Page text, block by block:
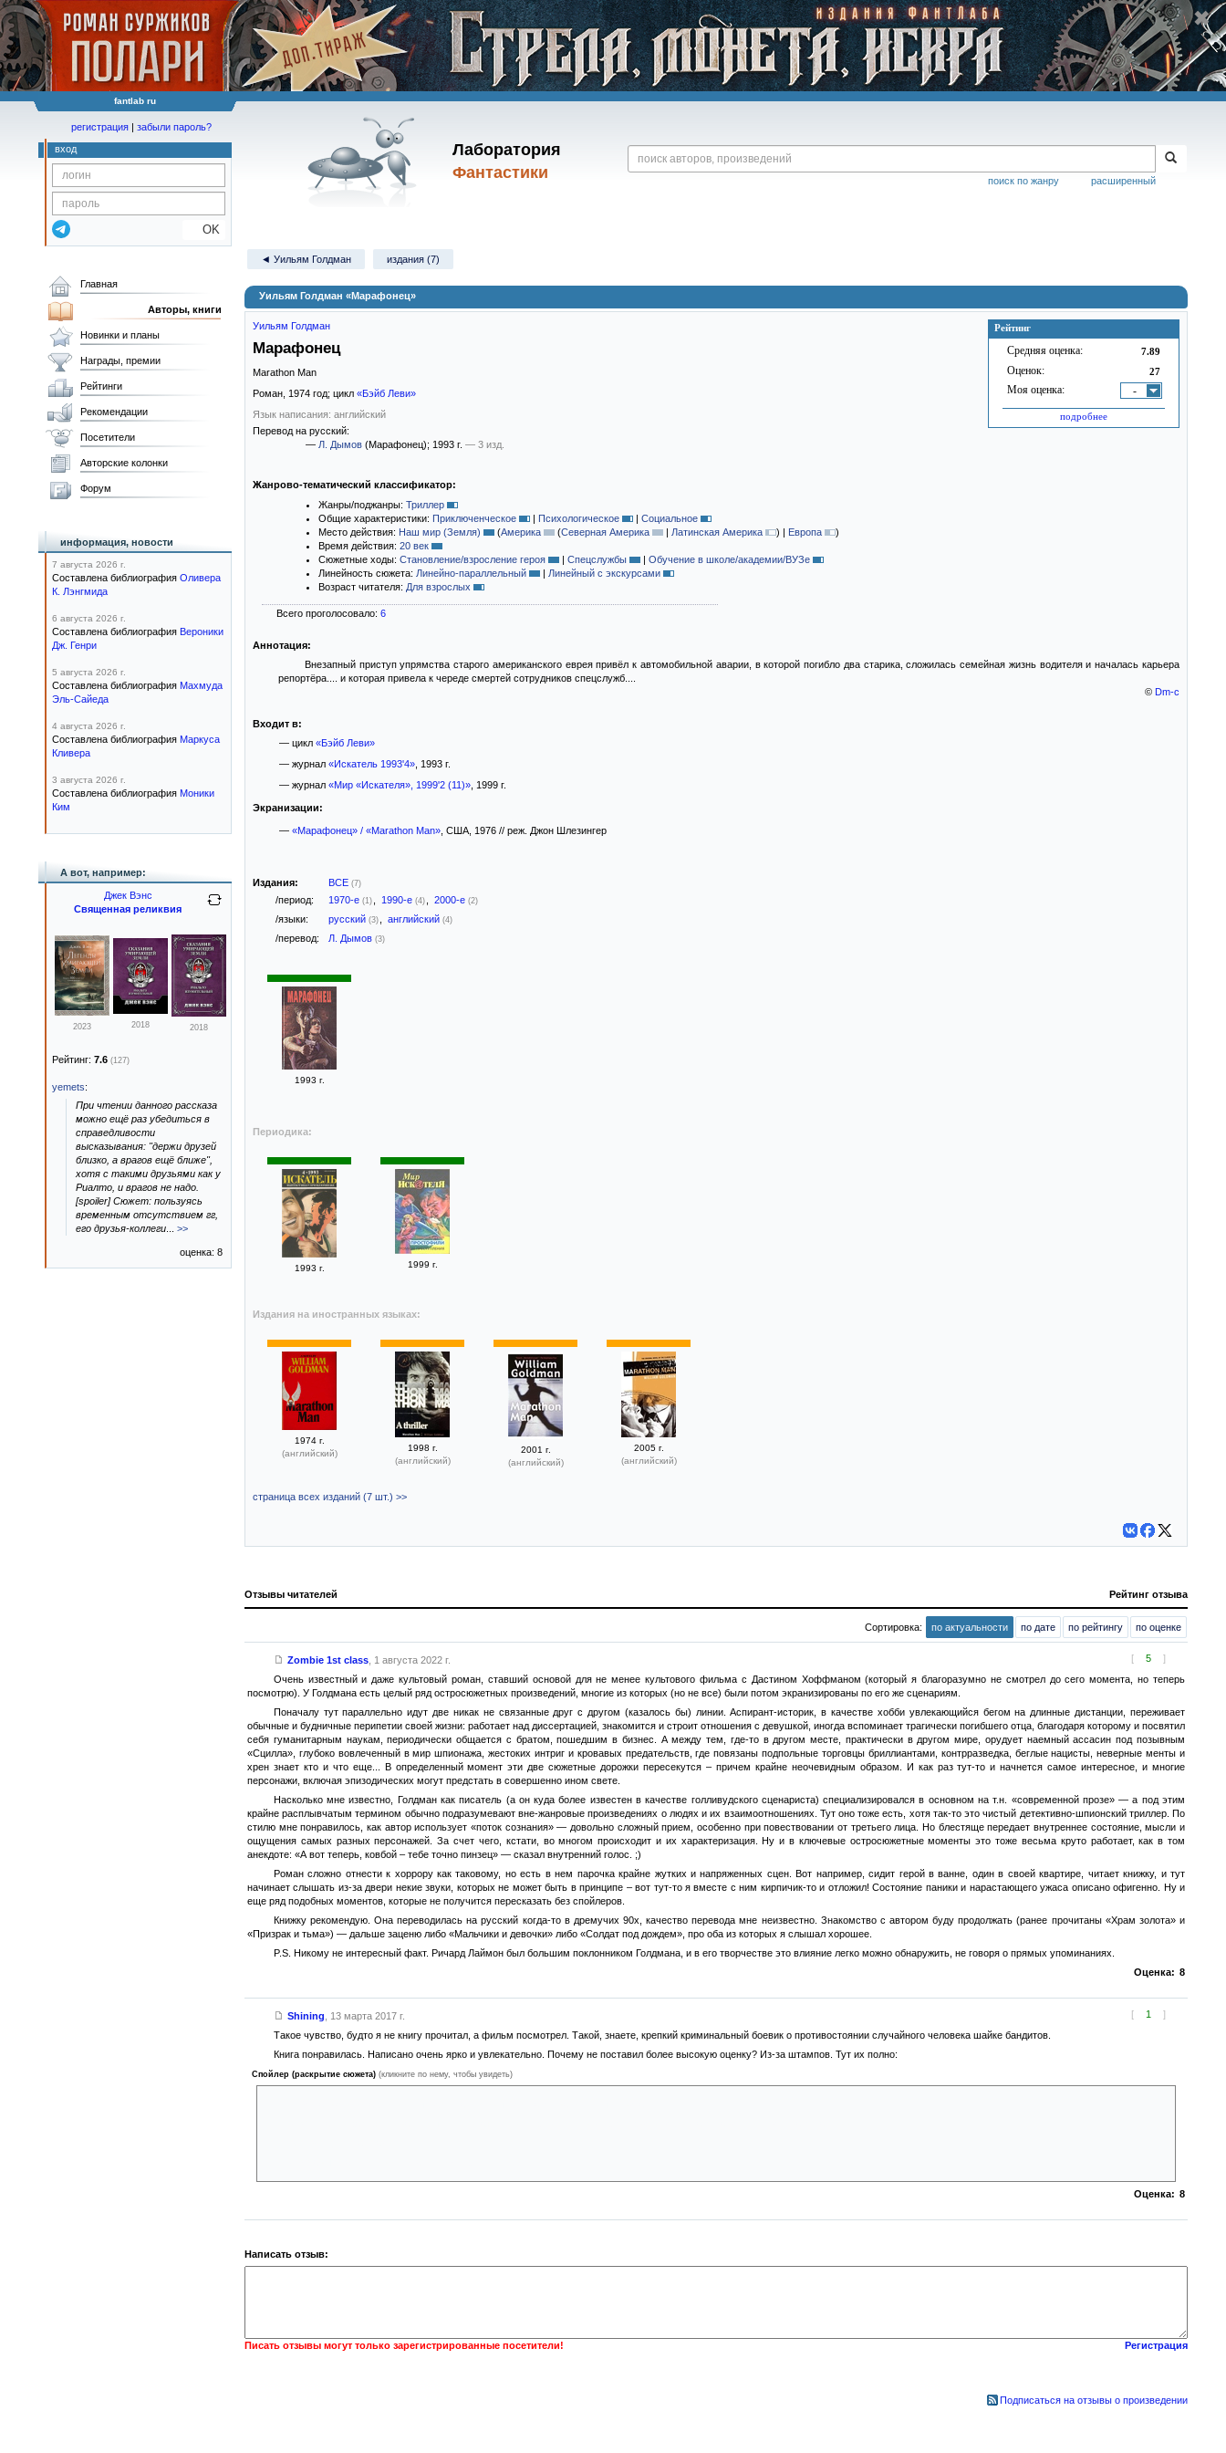
fantlab ru
Лаборатория
Фантастики
расширенный
поиск по жанру
регистрация | забыли пароль?
вход
OK
◄ Уильям Голдман издания (7)
Уильям Голдман «Марафонец»
Рейтинг
Средняя оценка: 7.89
Оценок: 27
Моя оценка: -
подробнее
Уильям Голдман
Марафонец
Marathon Man
Роман, 1974 год; цикл «Бэйб Леви»
Язык написания: английский
Перевод на русский:
— Л. Дымов (Марафонец); 1993 г. — 3 изд.
Жанрово-тематический классификатор:
Жанры/поджанры: Триллер
Общие характеристики: Приключенческое | Психологическое | Социальное
Место действия: Наш мир (Земля) (Америка (Северная Америка | Латинская Америка ) | Европа
)
Время действия: 20 век
Сюжетные ходы: Становление/взросление героя | Спецслужбы | Обучение в школе/академии/ВУЗе
Линейность сюжета: Линейно-параллельный | Линейный с экскурсами
Возраст читателя: Для взрослых
Всего проголосовало: 6
Аннотация:
Внезапный приступ упрямства старого американского еврея привёл к автомобильной аварии, в которой погибло два старика, сложилась семейная жизнь водителя и началась карьера
репортёра.... и которая привела к череде смертей сотрудников спецслужб....
© Dm-c
Входит в:
— цикл «Бэйб Леви»
— журнал «Искатель 1993'4», 1993 г.
— журнал «Мир «Искателя», 1999'2 (11)», 1999 г.
Экранизации:
— «Марафонец» / «Marathon Man», США, 1976 // реж. Джон Шлезингер
Издания: ВСЕ (7)
/период: 1970-е (1) 1990-е (4) 2000-е (2)
/языки: русский (3) английский (4)
/перевод: Л. Дымов (3)
1993 г.
Периодика:
1993 г. 1999 г.
Издания на иностранных языках:
1974 г.
(английский)
1998 г.
(английский)
2001 г.
(английский)
2005 г.
(английский)
страница всех изданий (7 шт.) >>
Отзывы читателей Рейтинг отзыва
Сортировка: по актуальности по дате по рейтингу по оценке
[ 5 ]
Zombie 1st class, 1 августа 2022 г.
Очень известный и даже культовый роман, ставший основой для не менее культового фильма с Дастином Хоффманом (который я благоразумно не смотрел до сего момента, но теперь
посмотрю). У Голдмана есть целый ряд остросюжетных произведений, многие из которых (но не все) были потом экранизированы по его же сценариям.
Поначалу тут параллельно идут две никак не связанные друг с другом (казалось бы) линии. Аспирант-историк, в качестве хобби увлекающийся бегом на длинные дистанции, переживает
обычные и будничные перипетии своей жизни: работает над диссертацией, знакомится и строит отношения с девушкой, иногда вспоминает трагически погибшего отца, благодаря которому и посвятил
себя гуманитарным наукам, периодически общается с братом, пошедшим в бизнес. А между тем, где-то в другом месте, практически в другом мире, орудует наемный ассасин под позывным
«Сцилла», глубоко вовлеченный в мир шпионажа, жестоких интриг и кровавых предательств, где повязаны подпольные торговцы бриллиантами, контрразведка, беглые нацисты, неверные менты и
хрен знает кто и что еще... В определенный момент эти две сюжетные дорожки пересекутся – причем крайне неочевидным образом. И как раз тут-то и начнется самое интересное, и многие
персонажи, включая эпизодических могут предстать в совершенно ином свете.
Насколько мне известно, Голдман как писатель (а он куда более известен в качестве голливудского сценариста) специализировался в основном на т.н. «современной прозе» — а под этим
крайне расплывчатым термином обычно подразумевают вне-жанровые произведениях о людях и их взаимоотношениях. Тут оно тоже есть, хотя так-то это чистый детективно-шпионский триллер. По
стилю мне понравилось, как автор использует «поток сознания» — довольно сложный прием, особенно при повествовании от третьего лица. Но блестяще передает внутреннее состояние, мысли и
ощущения самых разных персонажей. За счет чего, кстати, во многом происходит и их характеризация. Ну и в ключевые остросюжетные моменты это тоже весьма круто работает, как в том
анекдоте: «А вот теперь, ковбой – тебе точно пинзец» — сказал внутренний голос. ;)
Роман сложно отнести к хоррору как таковому, но есть в нем парочка крайне жутких и напряженных сцен. Вот например, сидит герой в ванне, один в своей квартире, читает книжку, и тут
начинает слышать из-за двери некие звуки, которых не может быть в принципе – вот тут-то я вместе с ним кирпичик-то и отложил! Состояние паники и нарастающего ужаса описано офигенно. Ну и
еще ряд подобных моментов, которые не получится пересказать без спойлеров.
Книжку рекомендую. Она переводилась на русский когда-то в дремучих 90х, качество перевода мне неизвестно. Знакомство с автором буду продолжать (ранее прочитаны «Храм золота» и
«Призрак и тьма») — дальше заценю либо «Мальчики и девочки» либо «Солдат под дождем», про оба из которых я слышал хорошее.
P.S. Никому не интересный факт. Ричард Лаймон был большим поклонником Голдмана, и в его творчестве это влияние легко можно обнаружить, не говоря о прямых упоминаниях.
Оценка: 8
[ 1 ]
Shining
13 марта 2017 г.
Такое чувство, будто я не книгу прочитал, а фильм посмотрел. Такой, знаете, крепкий криминальный боевик о противостоянии случайного человека шайке бандитов.
Книга понравилась. Написано очень ярко и увлекательно. Почему не поставил более высокую оценку? Из-за штампов. Тут их полно:
Спойлер (раскрытие сюжета) (кликните по нему, чтобы увидеть)
Оценка: 8
Написать отзыв:
Писать отзывы могут только зарегистрированные посетители! Регистрация
Подписаться на отзывы о произведении
Главная
Авторы, книги
Новинки и планы
Награды, премии
Рейтинги
Рекомендации
Посетители
Авторские колонки
Форум
информация, новости
7 августа 2026 г.
Составлена библиография Оливера
К. Лэнгмида
6 августа 2026 г.
Составлена библиография Вероники
Дж. Генри
5 августа 2026 г.
Составлена библиография Махмуда
Эль-Сайеда
4 августа 2026 г.
Составлена библиография Маркуса
Кливера
3 августа 2026 г.
Составлена библиография Моники
Ким
А вот, например:
Джек Вэнс
Священная реликвия
2023 2018 2018
Рейтинг: 7.6 (127)
yemets:
При чтении данного рассказа
можно ещё раз убедиться в
справедливости
высказывания: "держи друзей
близко, а врагов ещё ближе",
хотя с такими друзьями как у
Риалто, и врагов не надо.
[spoiler] Сюжет: пользуясь
временным отсутствием гг,
его друзья-коллеги
>>
оценка: 8